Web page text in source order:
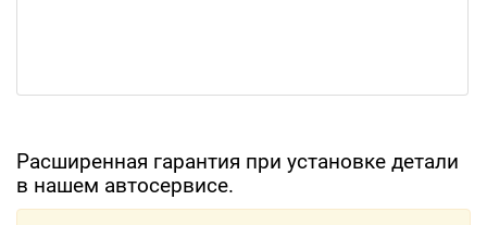
Расширенная гарантия при установке детали
в нашем автосервисе.